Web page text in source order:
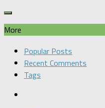
More
Popular Posts
Recent Comments
Tags